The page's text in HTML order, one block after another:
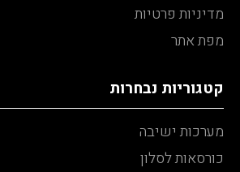
מדיניות פרטיות
מפת אתר
קטגוריות נבחרות
מערכות ישיבה
כורסאות לסלון